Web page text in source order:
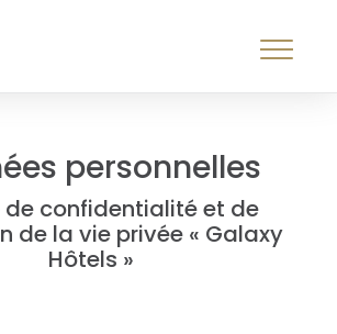
personnelles
de confidentialité et de
de la vie privée « Galaxy
Hôtels »